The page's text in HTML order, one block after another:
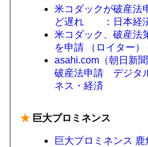
米コダックが破産
ど遅れ ：日本経
米コダック、破産法
を申請 （ロイター）
asahi.com（朝日新
破産法申請 デジタ
ネス・経済
★ 巨大プロミネンス
巨大プロミネンス